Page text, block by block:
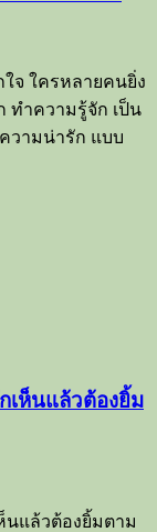
จ ใครหลายคนยิ่ง
ทำความรู้จัก เป็น
วามน่ารัก แบบ
เห็นแล้วต้องยิ้ม
นแล้วต้องยิ้มตาม